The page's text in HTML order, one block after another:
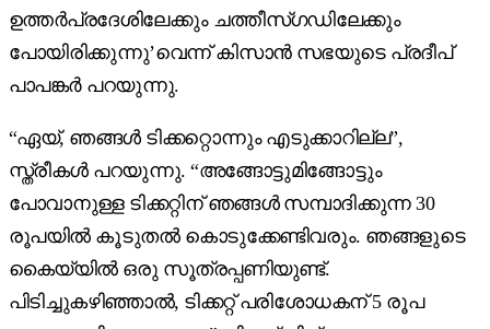
ഉത്തർപ്രദേശിലേക്കും ചത്തീസ്ഗഡിലേക്കും
പോയിരിക്കുന്നു’വെന്ന് കിസാൻ സഭയുടെ പ്രദീപ്
പാപങ്കർ പറയുന്നു.
“ഏയ്, ഞങ്ങൾ ടിക്കറ്റൊന്നും എടുക്കാറില്ല”,
സ്ത്രീകൾ പറയുന്നു. “അങ്ങോട്ടുമിങ്ങോട്ടും
പോവാനുള്ള ടിക്കറ്റിന് ഞങ്ങൾ സമ്പാദിക്കുന്ന 30
രൂപയിൽ കൂടുതൽ കൊടുക്കേണ്ടിവരും. ഞങ്ങളുടെ
കൈയ്യിൽ ഒരു സൂത്രപ്പണിയുണ്ട്.
പിടിച്ചുകഴിഞ്ഞാൽ, ടിക്കറ്റ് പരിശോധകന് 5 രൂപ